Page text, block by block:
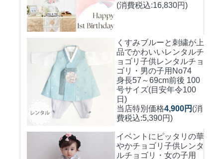
(消費税込:16,830円)
くすみブルーと刺繍が上
品でかわいいレンタルチ
ョゴリ 子供レンタルチョ
ゴリ・男の子用No74
身長57～69cm前後 100
号サイズ(目安年令100
日)
当店特別価格4,900円 (消
費税込:5,390円)
イベントにピッタリの華
やかチョゴリ 子供レンタ
ルチョゴリ・女の子用